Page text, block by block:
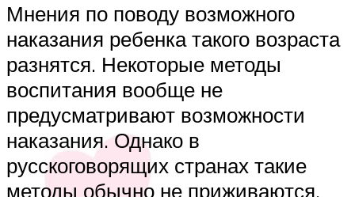
Мнения по поводу возможного
наказания ребенка такого возраста
разнятся. Некоторые методы
воспитания вообще не
предусматривают возможности
наказания. Однако в
русскоговорящих странах такие
методы обычно не приживаются,